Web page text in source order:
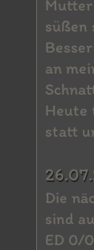
süßen
an
Heute
statt
Die
sind
ED 0/